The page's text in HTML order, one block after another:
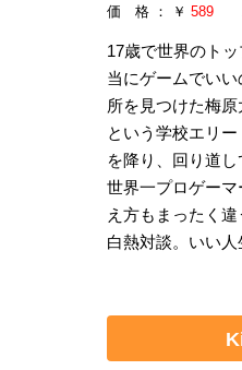
価 格 ： ￥589
17歳で世界のト
当にゲームでい
所を見つけた梅原
という学校エリ
を降り、回り道
世界一プロゲー
え方もまったく
白熱対談。いい